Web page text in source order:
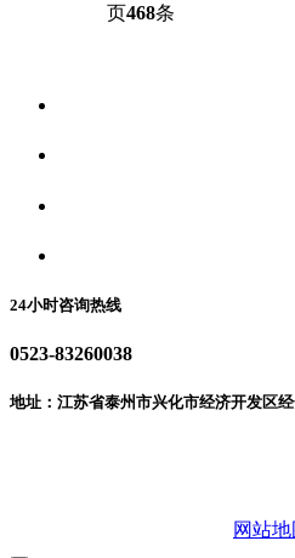
页468条
24小时咨询热线
0523-83260038
地址：江苏省泰州市兴化市经济开发区
网站地